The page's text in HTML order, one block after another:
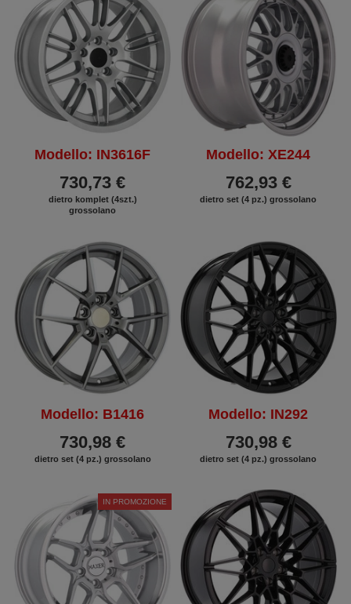
Modello: IN3616F
730,73 €
dietro komplet (4szt.)
grossolano
Modello: XE244
762,93 €
dietro set (4 pz.) grossolano
Modello: B1416
730,98 €
dietro set (4 pz.) grossolano
Modello: IN292
730,98 €
dietro set (4 pz.) grossolano
IN PROMOZIONE